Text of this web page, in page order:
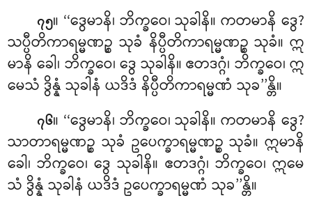
၇၅။ ‘‘ဒွေမာနိ၊ ဘိက္ခဝေ၊ သုခါနိ။ ကတမာနိ ဒွေ?
သပ္ပီတိကာရမ္မဏဉ္စ သုခံ နိပ္ပီတိကာရမ္မဏဉ္စ သုခံ။ ဣ
မာနိခေါ၊ ဘိက္ခဝေ၊ ဒွေ သုခါနိ။ ဧတဒဂ္ဂံ၊ ဘိက္ခဝေ၊ ဣ
မေသံ ဒွိန္နံ သုခါနံ ယဒိဒံ နိပ္ပီတိကာရမ္မဏံ သုခ’’န္တိ။
၇၆။ ‘‘ဒွေမာနိ၊ ဘိက္ခဝေ၊ သုခါနိ။ ကတမာနိ ဒွေ?
သာတာရမ္မဏဉ္စ သုခံ ဥပေက္ခာရမ္မဏဉ္စ သုခံ။ ဣမာနိ
ခေါ၊ ဘိက္ခဝေ၊ ဒွေ သုခါနိ။ ဧတဒဂ္ဂံ၊ ဘိက္ခဝေ၊ ဣမေ
သံ ဒွိန္နံ သုခါနံ ယဒိဒံ ဥပေက္ခာရမ္မဏံ သုခ’’န္တိ။